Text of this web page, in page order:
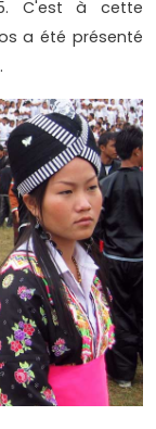
C'est à cette
a été présenté